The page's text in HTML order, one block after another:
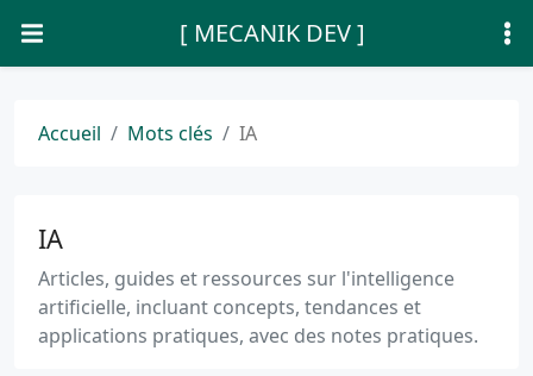
[ MECANIK DEV ]
Accueil Mots clés IA
IA
Articles, guides et ressources sur l'intelligence
artificielle, incluant concepts, tendances et
applications pratiques, avec des notes pratiques.